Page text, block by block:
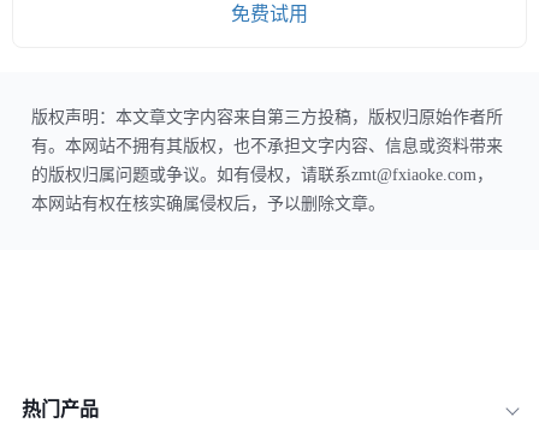
免费试用
版权声明：本文章文字内容来自第三方投稿，版权归原始作者所
有。本网站不拥有其版权，也不承担文字内容、信息或资料带来
的版权归属问题或争议。如有侵权，请联系zmt@fxiaoke.com，
本网站有权在核实确属侵权后，予以删除文章。
热门产品